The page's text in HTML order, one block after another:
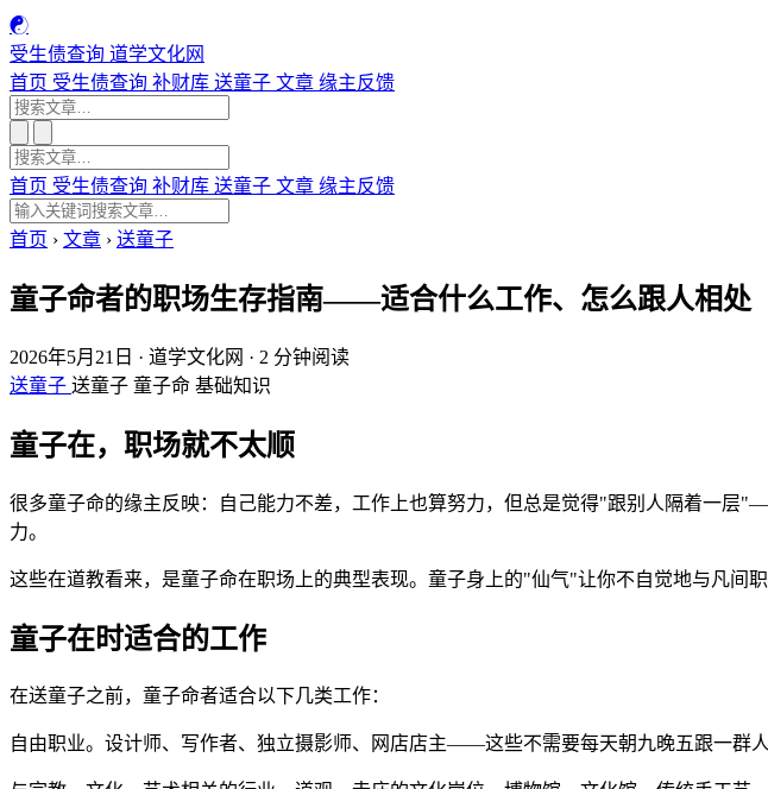
☯
受生债查询 道学文化网
首页 受生债查询 补财库 送童子 文章 缘主反馈
首页 受生债查询 补财库 送童子 文章 缘主反馈
首页 › 文章 › 送童子
童子命者的职场生存指南——适合什么工作、怎么跟人相处
2026年5月21日 · 道学文化网 · 2 分钟阅读
送童子 送童子 童子命 基础知识
童子在，职场就不太顺
很多童子命的缘主反映：自己能力不差，工作上也算努力，但总是觉得"跟别人隔着一
力。
这些在道教看来，是童子命在职场上的典型表现。童子身上的"仙气"让你不自觉地与凡
童子在时适合的工作
在送童子之前，童子命者适合以下几类工作：
自由职业。设计师、写作者、独立摄影师、网店店主——这些不需要每天朝九晚五跟一群